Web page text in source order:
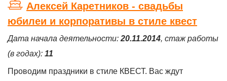
Алексей Каретников - свадьбы
юбилеи и корпоративы в стиле квест
Дата начала деятельности: 20.11.2014, стаж работы
(в годах): 11
Проводим праздники в стиле КВЕСТ. Вас ждут